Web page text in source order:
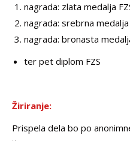
nagrada: zlata medalja
nagrada: srebrna
nagrada: bronasta
ter pet diplom FZS
Žiriranje:
Prispela dela bo po